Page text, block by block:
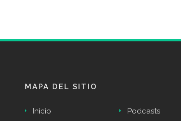
MAPA DEL SITIO
Inicio
Podcasts